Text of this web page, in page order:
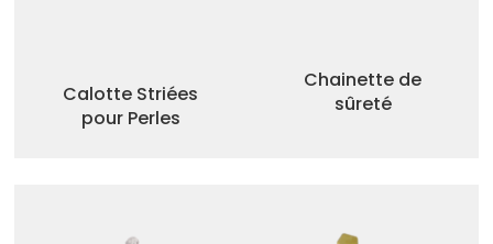
Calotte Striées
pour Perles
Chainette de
sûreté